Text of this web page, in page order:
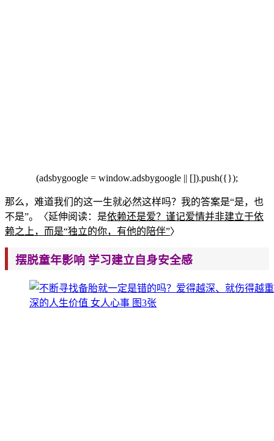
(adsbygoogle = window.adsbygoogle || []).push({});
那么，难道我们的这一生就必然这样吗？我的答案是“是，也
不是”。〈延伸阅读：是依赖还是爱？谨记爱情并非建立于依
赖之上，而是“独立的你，有他的陪伴”〉
摆脱童年影响 学习建立自身安全感